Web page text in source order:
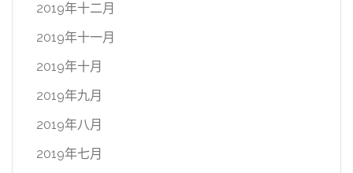
2019年十二月
2019年十一月
2019年十月
2019年九月
2019年八月
2019年七月